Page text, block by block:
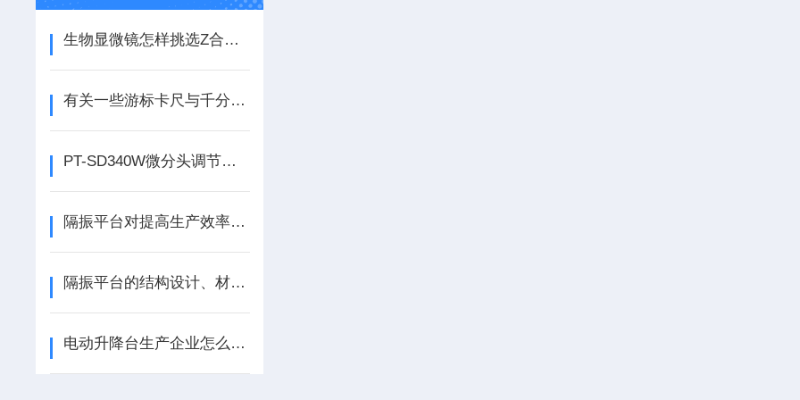
生物显微镜怎样挑选Z合适的
有关一些游标卡尺与千分尺的使用方法
PT-SD340W微分头调节一维手动角位台简介
隔振平台对提高生产效率的影响
隔振平台的结构设计、材料选择与动态特性分析
电动升降台生产企业怎么选？哪家质量好？派迪威精度优势解读